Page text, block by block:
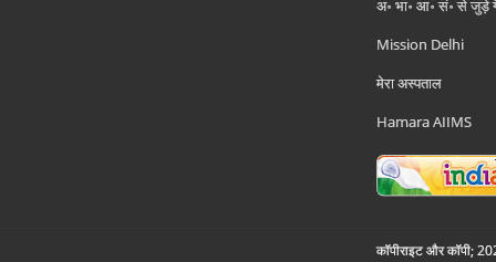
अ॰ भा॰ आ॰ सं॰ से जुड़े
Mission Delhi
मेरा अस्पताल
Hamara AIIMS
कॉपीराइट और कॉपी;